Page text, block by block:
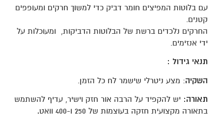
עם בלוטות המפיצים חומר דביק כדי למשוך חרקים ומעופפים
קטנים.
החרקים נלכדים ברשת של הבלוטות הדביקות, ומעוכלות על
ידי אנזימים.
תנאי גידול :
השקיה: מצע ניטרלי שישמר לח כל הזמן.
תאורה: יש להקפיד על הרבה אור חזק וישיר, עדיף להשתמש
בתאורה מקצועית חזקה בעוצמות של 250 ו-400 וואט
.